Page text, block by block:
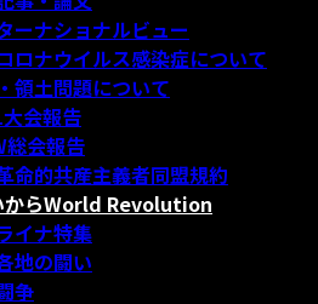
ーナショナルビュー
ロナウイルス感染症について
領土問題について
会報告
総会報告
命的共産主義者同盟規約
らWorld Revolution
イナ特集
地の闘い
争